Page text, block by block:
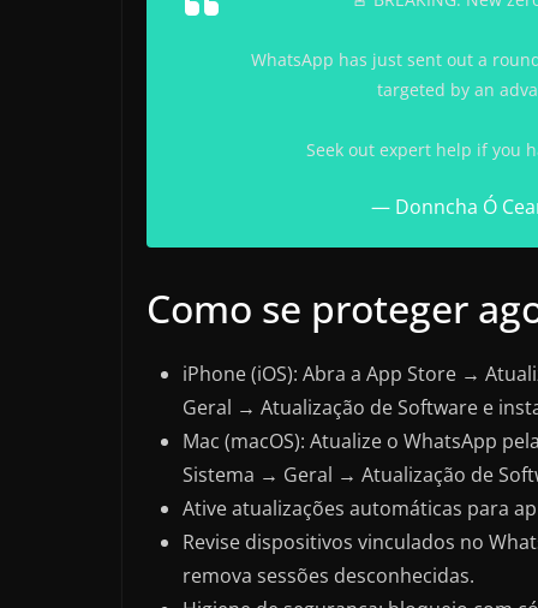
WhatsApp has just sent out a
targeted by an
Seek out expert help if you
— Donncha Ó
Como se proteger
iPhone (iOS): Abra a App Store →
Geral → Atualização de Software e
Mac (macOS): Atualize o WhatsApp
Sistema → Geral → Atualização de
Ative atualizações automáticas para
Revise dispositivos vinculados no
remova sessões desconhecidas.